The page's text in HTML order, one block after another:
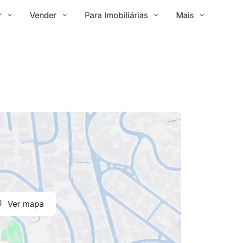
Vender Para Imobiliárias Mais
Ver mapa